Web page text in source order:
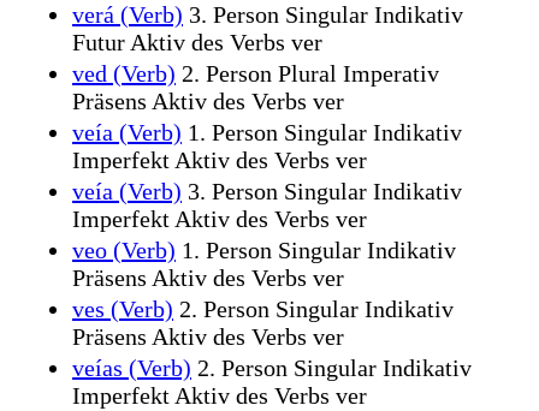
verá (Verb) 3. Person Singular Indikativ
Futur Aktiv des Verbs ver
ved (Verb) 2. Person Plural Imperativ
Präsens Aktiv des Verbs ver
veía (Verb) 1. Person Singular Indikativ
Imperfekt Aktiv des Verbs ver
veía (Verb) 3. Person Singular Indikativ
Imperfekt Aktiv des Verbs ver
veo (Verb) 1. Person Singular Indikativ
Präsens Aktiv des Verbs ver
ves (Verb) 2. Person Singular Indikativ
Präsens Aktiv des Verbs ver
veías (Verb) 2. Person Singular Indikativ
Imperfekt Aktiv des Verbs ver